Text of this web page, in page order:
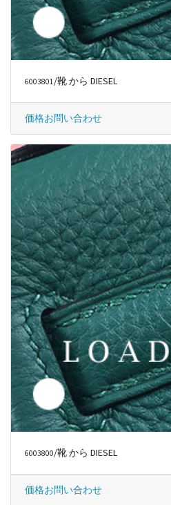
6003801 /靴 から DIESEL
価格お問い合わせ
6003800/靴 から DIESEL
価格お問い合わせ